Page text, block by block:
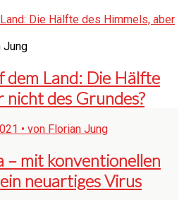
Jung
dem Land: Die Hälfte
nicht des Grundes?
• von Florian Jung
– mit konventionellen
neuartiges Virus